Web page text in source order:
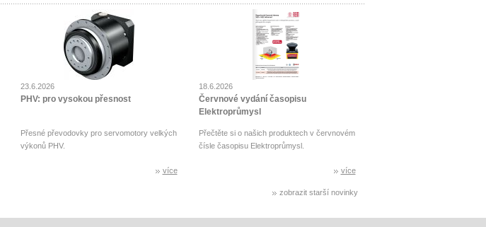
23.6.2026
PHV: pro vysokou přesnost
Přesné převodovky pro servomotory velkých
výkonů PHV.
více
18.6.2026
Červnové vydání časopisu
Elektroprůmysl
Přečtěte si o našich produktech v červnovém
čísle časopisu Elektroprůmysl.
více
zobrazit starší novinky